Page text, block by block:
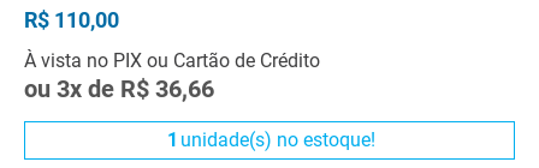
R$ 110,00
À vista no PIX ou Cartão de Crédito
ou 3x de R$ 36,66
1 unidade(s) no estoque!
4º
cadeira rodas
5º
munique
6º
muleta